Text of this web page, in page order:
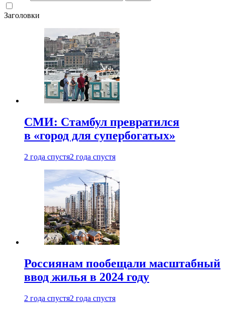
Заголовки
СМИ: Стамбул превратился
в «город для супербогатых»
2 года спустя2 года спустя
Россиянам пообещали масштабный
ввод жилья в 2024 году
2 года спустя2 года спустя